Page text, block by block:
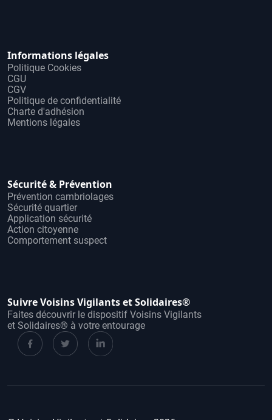
Informations légales
Politique Cookies
CGU
CGV
Politique de confidentialité
Charte d'adhésion
Mentions légales
Sécurité & Prévention
Prévention cambriolages
Sécurité quartier
Application sécurité
Action citoyenne
Comportement suspect
Suivre Voisins Vigilants et Solidaires®
Faites découvrir le dispositif Voisins Vigilants
et Solidaires® à votre entourage